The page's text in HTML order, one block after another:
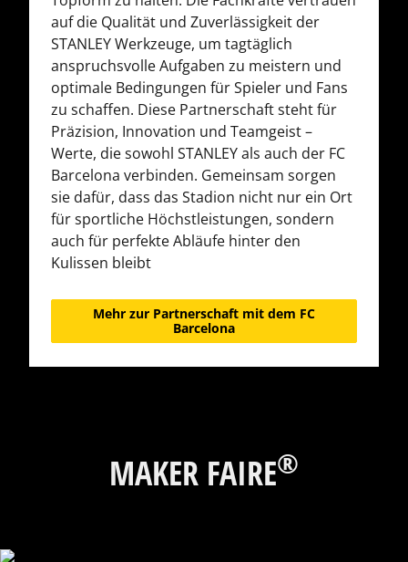
auf die Qualität und Zuverlässigkeit der
STANLEY Werkzeuge, um tagtäglich
anspruchsvolle Aufgaben zu meistern und
optimale Bedingungen für Spieler und Fans
zu schaffen. Diese Partnerschaft steht für
Präzision, Innovation und Teamgeist –
Werte, die sowohl STANLEY als auch der FC
Barcelona verbinden. Gemeinsam sorgen
sie dafür, dass das Stadion nicht nur ein Ort
für sportliche Höchstleistungen, sondern
auch für perfekte Abläufe hinter den
Kulissen bleibt
Mehr zur Partnerschaft mit dem FC
Barcelona
MAKER FAIRE®